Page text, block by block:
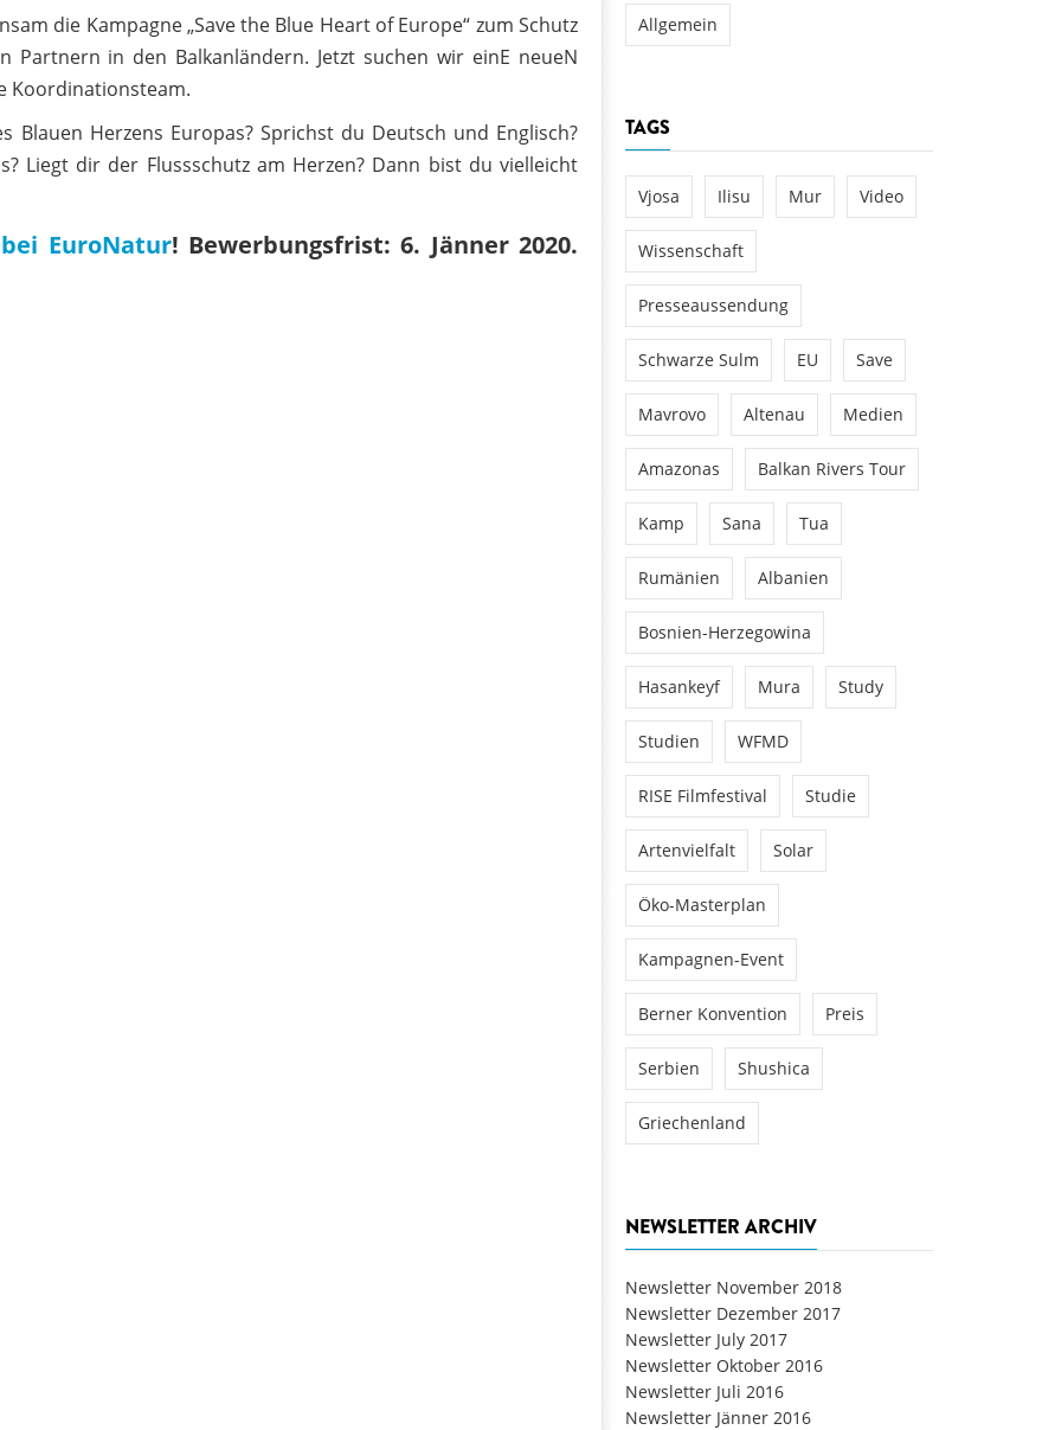
die Kampagne „Save the Blue Heart of Europe“ zum Schutz
Partnern in den Balkanländern. Jetzt suchen wir einE neueN
Koordinationsteam.
Blauen Herzens Europas? Sprichst du Deutsch und Englisch?
Liegt dir der Flussschutz am Herzen? Dann bist du vielleicht
EuroNatur! Bewerbungsfrist: 6. Jänner 2020.
Allgemein
TAGS
Vjosa Ilisu Mur Video
Wissenschaft
Presseaussendung
Schwarze Sulm EU Save
Mavrovo Altenau Medien
Amazonas Balkan Rivers Tour
Kamp Sana Tua
Rumänien Albanien
Bosnien-Herzegowina
Hasankeyf Mura Study
Studien WFMD
RISE Filmfestival Studie
Artenvielfalt Solar
Öko-Masterplan
Kampagnen-Event
Berner Konvention Preis
Serbien Shushica
Griechenland
NEWSLETTER ARCHIV
Newsletter November 2018
Newsletter Dezember 2017
Newsletter July 2017
Newsletter Oktober 2016
Newsletter Juli 2016
Newsletter Jänner 2016